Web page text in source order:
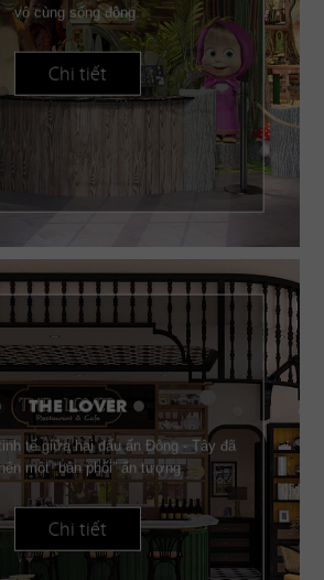
vô cùng sống động.
Chi tiết
THE LOVER
tế giữa hai dấu ấn Đông - Tây đã
một “bản phối” ấn tượng
Chi tiết